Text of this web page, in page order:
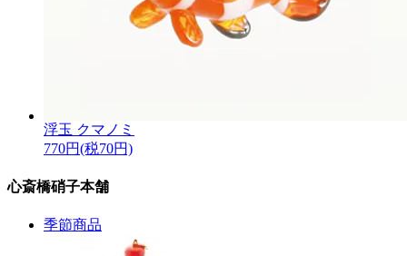
浮玉 クマノミ
770円(税70円)
心斎橋硝子本舗
季節商品